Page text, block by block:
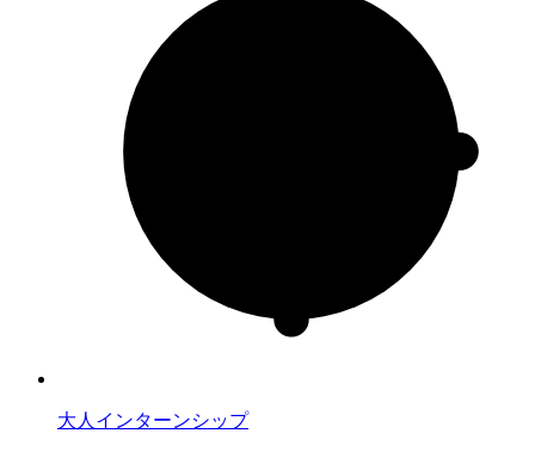
大人インターンシップ